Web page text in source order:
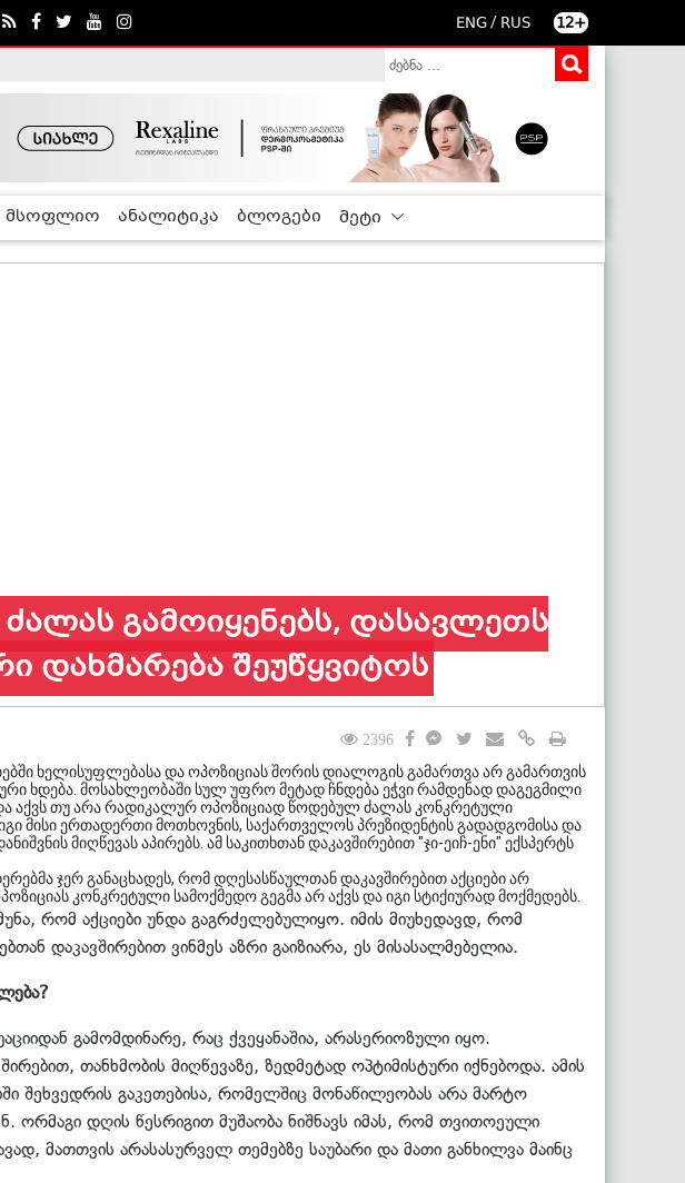
ENG / RUS 12+
მსოფლიო ანალიტიკა ბლოგები მეტი
გამოიყენებს, დასავლეთს
დახმარება შეუწყვიტოს
2396
ხელისუფლებასა და ოპოზიციას შორის დიალოგის გამართვა არ გამართვის
ხდება. მოსახლეობაში სულ უფრო მეტად ჩნდება ეჭვი რამდენად დაგეგმილი
აქვს თუ არა რადიკალურ ოპოზიციად წოდებულ ძალას კონკრეტული
მისი ერთადერთი მოთხოვნის, საქართველოს პრეზიდენტის გადადგომისა და
მიღწევას აპირებს. ამ საკითხთან დაკავშირებით "ჯი-ეიჩ-ენი" ექსპერტს
ჯერ განაცხადეს, რომ დღესასწაულთან დაკავშირებით აქციები არ
კონკრეტული სამოქმედო გეგმა არ აქვს და იგი სტიქიურად მოქმედებს.
რომ აქციები უნდა გაგრძელებულიყო. იმის მიუხედავდ, რომ
დაკავშირებით ვინმეს აზრი გაიზიარა, ეს მისასალმებელია.
გამომდინარე, რაც ქვეყანაშია, არასერიოზული იყო.
თანხმობის მიღწევაზე, ზედმეტად ოპტიმისტური იქნებოდა. ამის
შეხვედრის გაკეთებისა, რომელშიც მონაწილეობას არა მარტო
ორმაგი დღის წესრიგით მუშაობა ნიშნავს იმას, რომ თვითოეული
მათთვის არასასურველ თემებზე საუბარი და მათი განხილვა მაინც